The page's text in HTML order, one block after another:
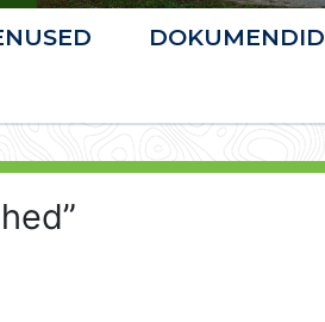
DOKUMENDID